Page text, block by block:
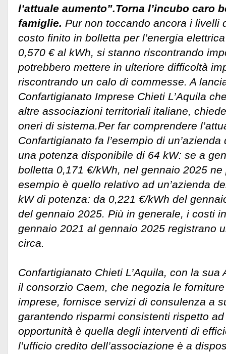
l’attuale aumento”.Torna l’incubo caro
famiglie. Pur non toccando ancora i livelli
costo finito in bolletta per l’energia
0,570 € al kWh, si stanno riscontrando
potrebbero mettere in ulteriore difficoltà
riscontrando un calo di commesse. A
Confartigianato Imprese Chieti L’Aquila
altre associazioni territoriali italiane,
oneri di sistema. Per far comprendere
Confartigianato fa l’esempio di
una potenza disponibile di 64 kW: se a
bolletta 0,171 €/kWh, nel gennaio 2025 ne
esempio è quello relativo ad un’azienda
kW di potenza: da 0,221 €/kWh del
del gennaio 2025. Più in generale, i costi
gennaio 2021 al gennaio 2025 registrano
circa.
Confartigianato Chieti L’Aquila, con la sua
il consorzio Caem, che negozia le
imprese, fornisce servizi di consulenza a
garantendo risparmi consistenti rispetto
opportunità è quella degli interventi di
l’ufficio credito dell’associazione è a